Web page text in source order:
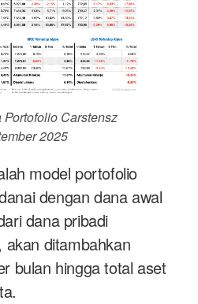
Portofolio Carstensz
2025
model portofolio
dengan dana awal
dana pribadi
akan ditambahkan
bulan hingga total aset